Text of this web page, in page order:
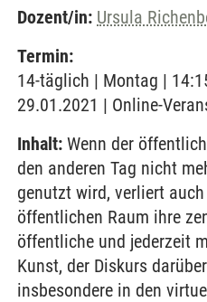
Dozent/in: Ursula
Termin:
14-täglich | Montag |
29.01.2021 | Online-
Inhalt: Wenn der
den anderen Tag nicht
genutzt wird, verliert
öffentlichen Raum ihre
öffentliche und jederzeit
Kunst, der Diskurs
insbesondere in den